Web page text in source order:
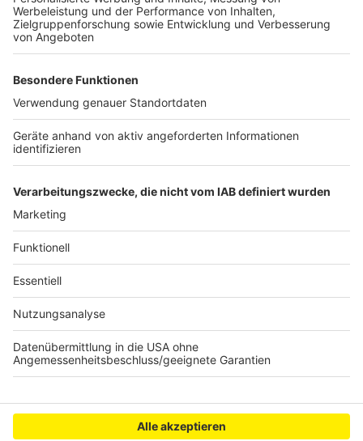
Laut der Feuerwehrleistelle kam es zwischen 23:00
und 23:30 Uhr am Dienstagabend schon zu einigen
Einsätzen. Der Starkregen hatte Gullideckel überspült,
Straßen überschwemmt. In Kall kamen auch die ersten
Sandsäcke zum Einsatz, weil ein Bach über die Ufer
trat.Die Feuerwehr stellt sich vor allem auch auf
Hochwasser an der Rur und der Erft ein. In Köln hat der
Rhein schon jetzt Teile des Rheinboulevards in Deutz
überschwemmt.
Anzeige
Anzeige